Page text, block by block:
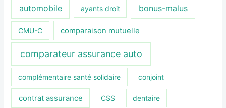
automobile ayants droit bonus-malus
CMU-C comparaison mutuelle
comparateur assurance auto
complémentaire santé solidaire conjoint
contrat assurance CSS dentaire